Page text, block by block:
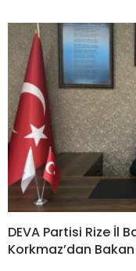
DEVA Partisi Rize İl
Korkmaz’dan Bakan